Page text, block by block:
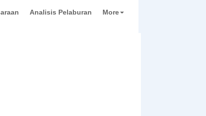
Analisis Pelaburan More